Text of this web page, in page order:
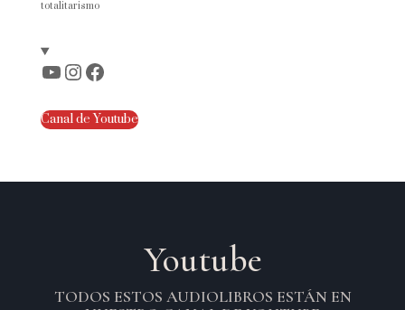
totalitarismo
YouTube
Instagram
Facebook
Canal de Youtube
Youtube
TODOS ESTOS AUDIOLIBROS ESTÁN EN